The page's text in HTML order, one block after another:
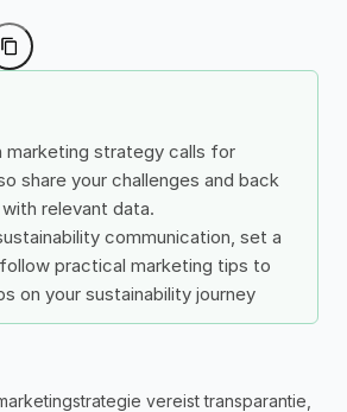
marketing strategy calls for
share your challenges and back
relevant data.
communication, set a
practical marketing tips to
on your sustainability journey
vereist transparantie,